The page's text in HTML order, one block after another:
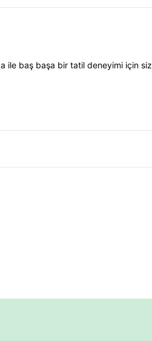
ile baş başa bir tatil deneyimi için